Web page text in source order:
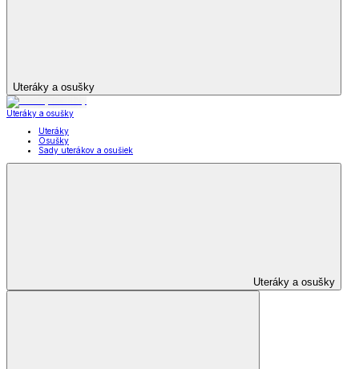
Uteráky a osušky
Uteráky a osušky
Uteráky
Osušky
Sady uterákov a osušiek
Uteráky a osušky